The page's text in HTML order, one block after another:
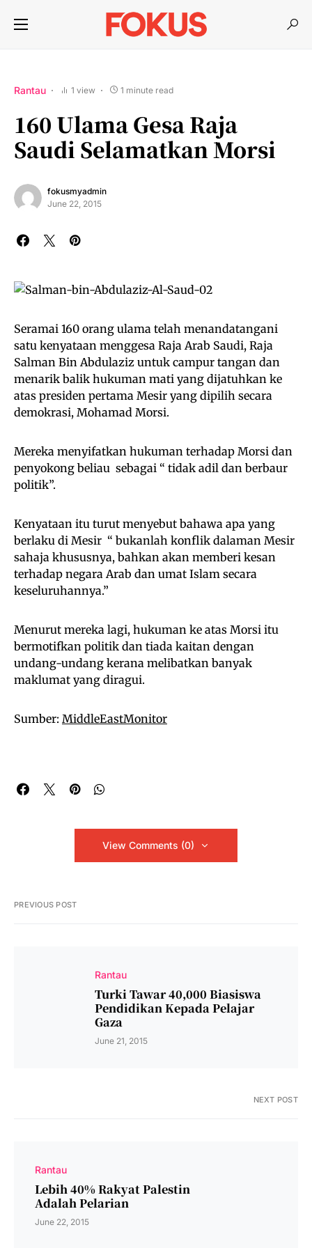
Rantau 1 view 1 minute read
160 Ulama Gesa Raja
Saudi Selamatkan Morsi
fokusmyadmin
June 22, 2015
Seramai 160 orang ulama telah menandatangani
satu kenyataan menggesa Raja Arab Saudi, Raja
Salman Bin Abdulaziz untuk campur tangan dan
menarik balik hukuman mati yang dijatuhkan ke
atas presiden pertama Mesir yang dipilih secara
demokrasi, Mohamad Morsi.
Mereka menyifatkan hukuman terhadap Morsi dan
penyokong beliau sebagai “ tidak adil dan berbaur
politik”.
Kenyataan itu turut menyebut bahawa apa yang
berlaku di Mesir “ bukanlah konflik dalaman Mesir
sahaja khususnya, bahkan akan memberi kesan
terhadap negara Arab dan umat Islam secara
keseluruhannya.”
Menurut mereka lagi, hukuman ke atas Morsi itu
bermotifkan politik dan tiada kaitan dengan
undang-undang kerana melibatkan banyak
maklumat yang diragui.
Sumber: MiddleEastMonitor
View Comments (0)
PREVIOUS POST
Rantau
Turki Tawar 40,000 Biasiswa
Pendidikan Kepada Pelajar
Gaza
June 21, 2015
NEXT POST
Rantau
Lebih 40% Rakyat Palestin
Adalah Pelarian
June 22, 2015